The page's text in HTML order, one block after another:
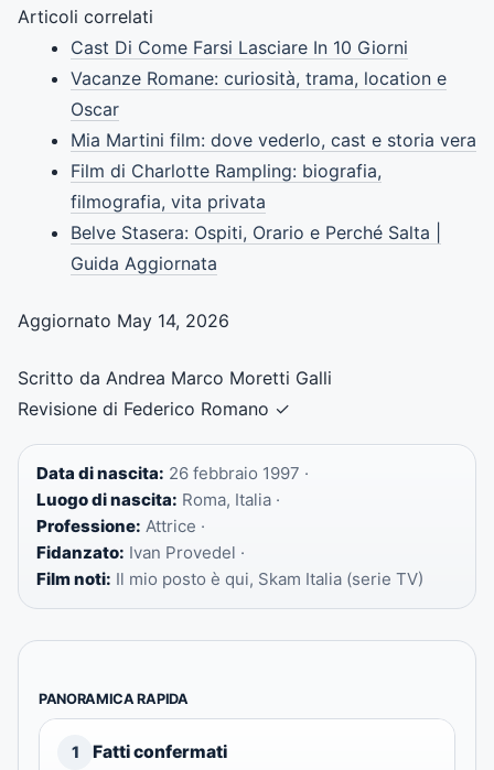
Articoli correlati
Cast Di Come Farsi Lasciare In 10 Giorni
Vacanze Romane: curiosità, trama, location e
Oscar
Mia Martini film: dove vederlo, cast e storia vera
Film di Charlotte Rampling: biografia,
filmografia, vita privata
Belve Stasera: Ospiti, Orario e Perché Salta |
Guida Aggiornata
Aggiornato May 14, 2026
Scritto da Andrea Marco Moretti Galli
Revisione di Federico Romano ✓
Data di nascita: 26 febbraio 1997 ·
Luogo di nascita: Roma, Italia ·
Professione: Attrice ·
Fidanzato: Ivan Provedel ·
Film noti: Il mio posto è qui, Skam Italia (serie TV)
PANORAMICA RAPIDA
1 Fatti confermati